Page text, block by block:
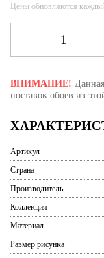
Цены обновляются
ВНИМАНИЕ! Данная
поставок обоев из
Артикул
Страна
Производитель
Коллекция
Материал
Размер рисунка